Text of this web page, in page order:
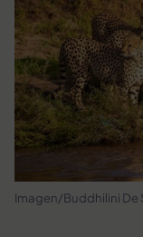
Imagen/Buddhilini De